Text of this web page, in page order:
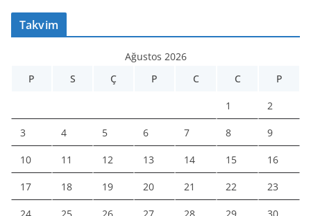
Takvim
Ağustos 2026
P
S Ç P C C P
1 2
3 4 5 6 7 8 9
10 11 12 13 14 15 16
17 18 19 20 21 22 23